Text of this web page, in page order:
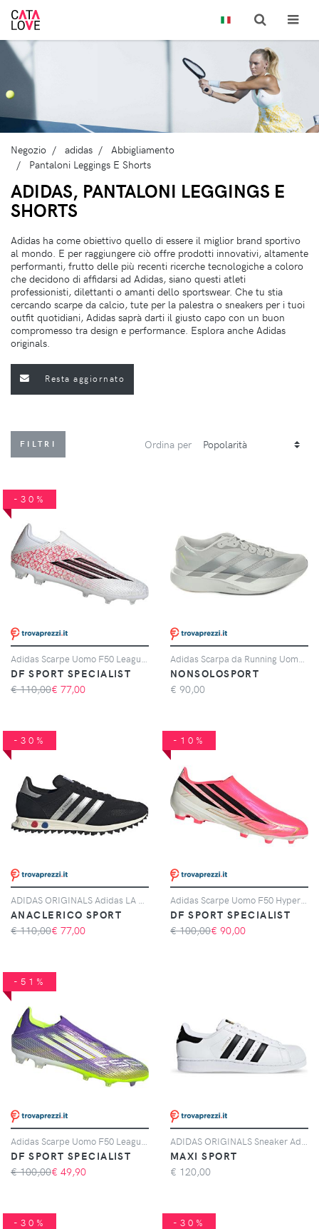
Negozio adidas
Abbigliamento
Pantaloni Leggings E Shorts
ADIDAS, PANTALONI LEGGINGS E
SHORTS
Adidas ha come obiettivo quello di essere il miglior brand sportivo
al mondo. E per raggiungere ciò offre prodotti innovativi, altamente
performanti, frutto delle più recenti ricerche tecnologiche a coloro
che decidono di affidarsi ad Adidas, siano questi atleti
professionisti, dilettanti o amanti dello sportswear. Che tu stia
cercando scarpe da calcio, tute per la palestra o sneakers per i tuoi
outfit quotidiani, Adidas saprà darti il giusto capo con un buon
compromesso tra design e performance. Esplora anche Adidas
originals.
Resta aggiornato
FILTRI Ordina per
-30%
DF SPORT SPECIALIST
€ 110,00€ 77,00
NONSOLOSPORT
€ 90,00
-30%
ANACLERICO SPORT
€ 110,00€ 77,00
-10%
DF SPORT SPECIALIST
€ 100,00€ 90,00
-51%
DF SPORT SPECIALIST
€ 100,00€ 49,90
MAXI SPORT
€ 120,00
-30% -30%